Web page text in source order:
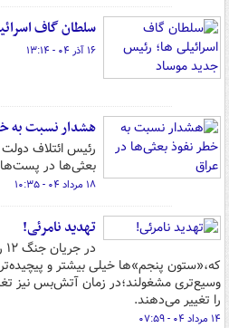
سلطان گاف
۱۶ آذر ۰۴ - ۱۳:۱۴
هشدار نسبت به
رئیس ائتلاف
بعثی‌ها در
۱۸ مرداد ۰۴ - ۱۰:۳۵
تهدید نامرئی!
که،«ستون پنجم»ها خیلی بیشتر و
وسیع‌تری مشغولند؛در زمان آتش‌بس نیز
را تغییر می‌دهند.
۱۴ مرداد ۰۴ - ۰۷:۵۹